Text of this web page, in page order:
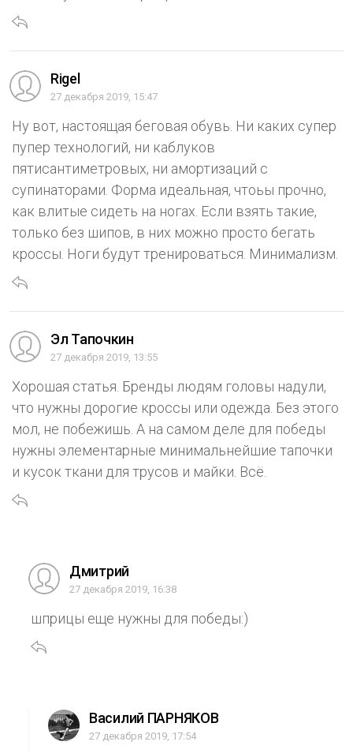
Rigel
27 декабря 2019, 15:47
Ну вот, настоящая беговая обувь. Ни каких супер
пупер технологий, ни каблуков
пятисантиметровых, ни амортизаций с
супинаторами. Форма идеальная, чтоьы прочно,
как влитые сидеть на ногах. Если взять такие,
только без шипов, в них можно просто бегать
кроссы. Ноги будут тренироваться. Минимализм.
Эл Тапочкин
27 декабря 2019, 13:55
Хорошая статья. Бренды людям головы надули,
что нужны дорогие кроссы или одежда. Без этого
мол, не побежишь. А на самом деле для победы
нужны элементарные минимальнейшие тапочки
и кусок ткани для трусов и майки. Всё.
Дмитрий
27 декабря 2019, 16:38
шприцы еще нужны для победы:)
Василий ПАРНЯКОВ
27 декабря 2019, 17:54